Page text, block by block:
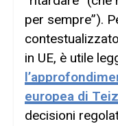
per sempre”).
in UE, è utile
europea di
decisioni